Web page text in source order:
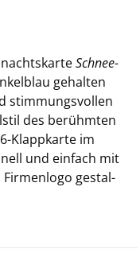
Schnee­
ge­hal­ten
stim­mungs­vol­len
des be­rühm­ten
​Klappkarte im
und ein­fach mit
Fir­men­lo­go ge­stal­